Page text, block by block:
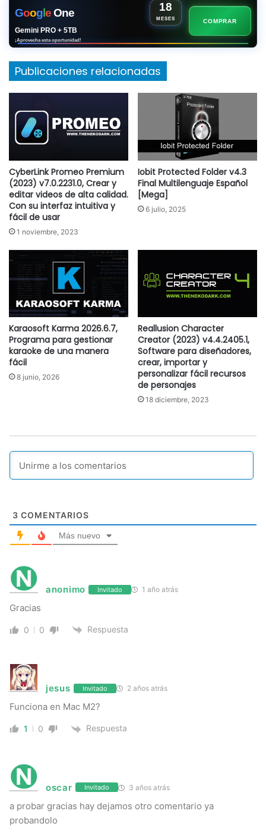
GoogeOne 18
MESES
Gemini PRO + 5TB
¡Aprovecha esta oportunidad!
COMPRAR
Publicaciones relacionadas
CyberLink Promeo Premium
(2023) v7.0.2231.0, Crear y
editar videos de alta calidad.
Con su interfaz intuitiva y
fácil de usar
1 noviembre, 2023
Iobit Protected Folder v4.3
Final Multilenguaje Español
[Mega]
6 julio, 2025
Karaosoft Karma 2026.6.7,
Programa para gestionar
karaoke de una manera
fácil
8 junio, 2026
Reallusion Character
Creator (2023) v4.4.2405.1,
Software para diseñadores,
crear, importar y
personalizar fácil recursos
de personajes
18 diciembre, 2023
3 COMENTARIOS
Más nuevo
anonimo Invitado 1 año atrás
Gracias
0 0 Respuesta
jesus Invitado 2 años atrás
Funciona en Mac M2?
1 0 Respuesta
oscar Invitado 3 años atrás
a probar gracias hay dejamos otro comentario ya
probandolo